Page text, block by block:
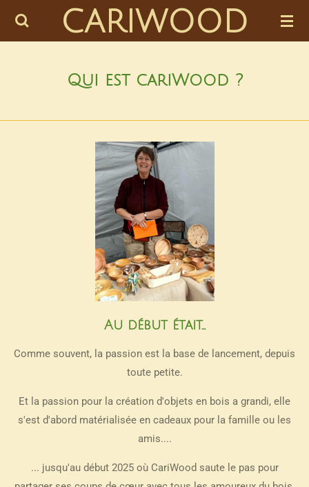
Passer
CARIWOOD
Qui est cariWood ?
Au début était...
Comme souvent, la passion est la base de lancement, depuis
toute petite.
Et la passion pour la création d'objets en bois a grandi, elle
s'est d'abord matérialisée en cadeaux pour la famille ou les
amis....
... jusqu'au début 2025 où CariWood saute le pas pour